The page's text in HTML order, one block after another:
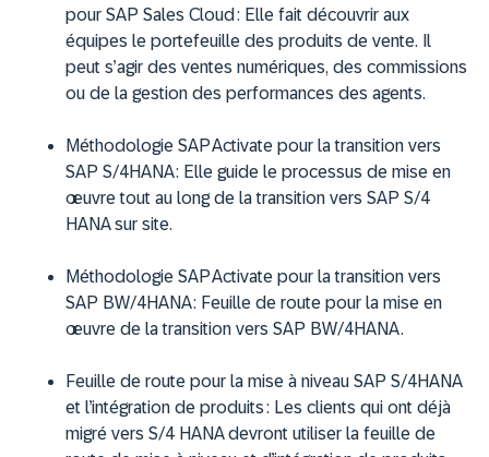
pour SAP Sales Cloud : Elle fait découvrir aux
équipes le portefeuille des produits de vente. Il
peut s’agir des ventes numériques, des commissions
ou de la gestion des performances des agents.
Méthodologie SAP Activate pour la transition vers
SAP S/4HANA : Elle guide le processus de mise en
œuvre tout au long de la transition vers SAP S/4
HANA sur site.
Méthodologie SAP Activate pour la transition vers
SAP BW/4HANA : Feuille de route pour la mise en
œuvre de la transition vers SAP BW/4HANA.
Feuille de route pour la mise à niveau SAP S/4HANA
et l’intégration de produits : Les clients qui ont déjà
migré vers S/4 HANA devront utiliser la feuille de